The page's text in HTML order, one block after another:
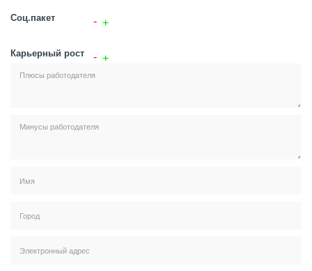
Соц.пакет
Карьерный рост